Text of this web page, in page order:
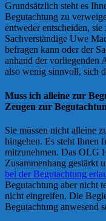
Grundsätzlich steht es
Begutachtung zu
entweder entscheiden,
Sachverständige Uwe
befragen kann oder der
anhand der vorliegenden
also wenig sinnvoll, sich
Muss ich alleine zur
Zeugen zur
Sie müssen nicht alleine
hingehen. Es steht Ihnen
mitzunehmen. Das OLG
Zusammenhang gestärkt
bei der Begutachtung
Begutachtung aber nicht
nicht eingreifen. Die
Begutachtung anwesend